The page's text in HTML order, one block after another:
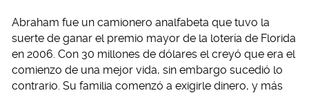
Abraham fue un camionero analfabeta que tuvo la
suerte de ganar el premio mayor de la lotería de Florida
en 2006. Con 30 millones de dólares el creyó que era el
comienzo de una mejor vida, sin embargo sucedió lo
contrario. Su familia comenzó a exigirle dinero, y más